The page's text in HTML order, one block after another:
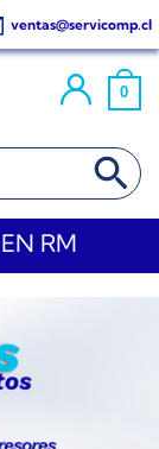
ventas@servicomp.cl
0
BOTÓN DE
RM